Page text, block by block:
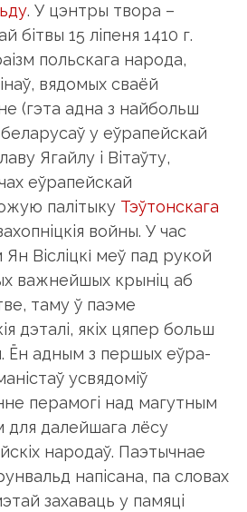
. У цэнтры твора –
бiтвы 15 лiпеня 1410 г.
польскага народа,
вядомых сваёй
(гэта адна з найбольш
у еўрапейскай
Ягайлу i Вiтаўту,
еўрапейскай
палiтыку Тэўтонскага
войны. У час
Вiслiцкі меў пад рукой
важнейшых крынiц аб
таму ў паэме
дэталi, якiх цяпер больш
Ён адным з першых еўра­
усвядомiў
перамогi над магутным
далейшага лёсу
народаў. Паэтычнае
на­пiсана, па словах
захаваць у памяцi